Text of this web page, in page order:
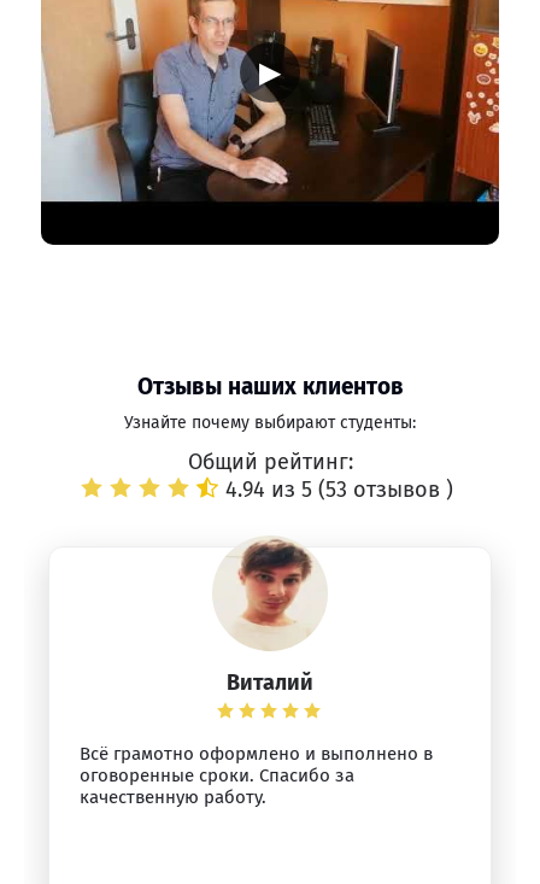
▶
Отзывы наших клиентов
Узнайте почему выбирают студенты:
Общий рейтинг:
4.94 из 5 (53 отзывов )
Виталий
Всё грамотно оформлено и выполнено в
оговоренные сроки. Спасибо за
качественную работу.